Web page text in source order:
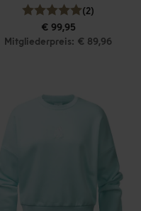
(2)
€ 99,95
Mitgliederpreis: € 89,96